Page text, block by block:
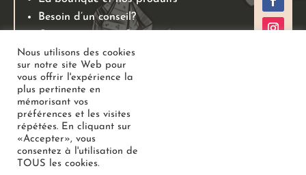
Besoin d’un conseil?
Mentions légales
Conditions générales de ventes
Politiques de retours
Politique de confidentialité
Copyright Au Jardin des Gemmes
Nous utilisons des cookies
sur notre site Web pour
vous offrir l'expérience la
plus pertinente en
mémorisant vos
préférences et les visites
répétées. En cliquant sur
«Accepter», vous
consentez à l'utilisation de
TOUS les cookies.